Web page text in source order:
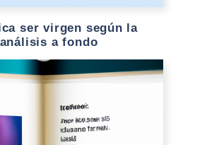
ser virgen según la
a fondo